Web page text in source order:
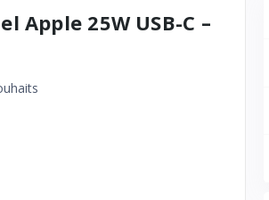
Apple 25W USB-C –